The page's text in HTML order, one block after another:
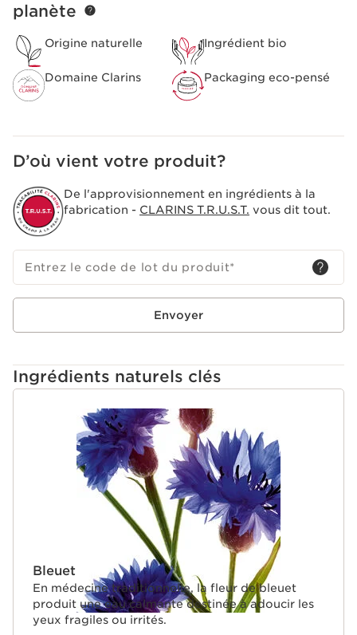
planète
Origine naturelle Ingrédient bio
Domaine Clarins Packaging eco-pensé
D’où vient votre produit?
De l'approvisionnement en ingrédients à la
fabrication - CLARINS T.R.U.S.T. vous dit tout.
Entrez le code de lot du produit*
Envoyer
Ingrédients naturels clés
ALLER AU CONTENU
Bleuet
En médecine traditionnelle, la fleur de bleuet
produit une eau calmante destinée à adoucir les
yeux fragiles ou irrités.